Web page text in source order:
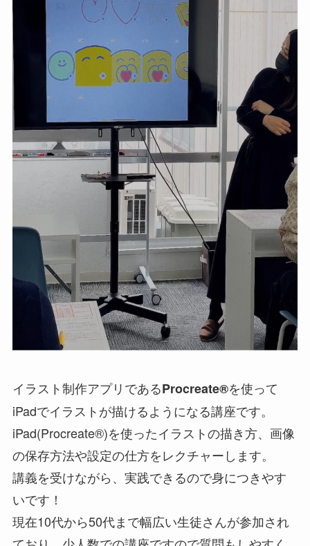
イラスト制作アプリであるProcreate®を使って
iPadでイラストが描けるようになる講座です。
iPad(Procreate®)を使ったイラストの描き方、画像
の保存方法や設定の仕方をレクチャーします。
講義を受けながら、実践できるので身につきやす
いです！
現在10代から50代まで幅広い生徒さんが参加され